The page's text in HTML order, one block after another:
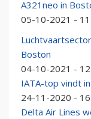
A321neo in
05-10-2021 -
Boston
04-10-2021 -
IATA-top vindt
24-11-2020 -
Delta Air Lines